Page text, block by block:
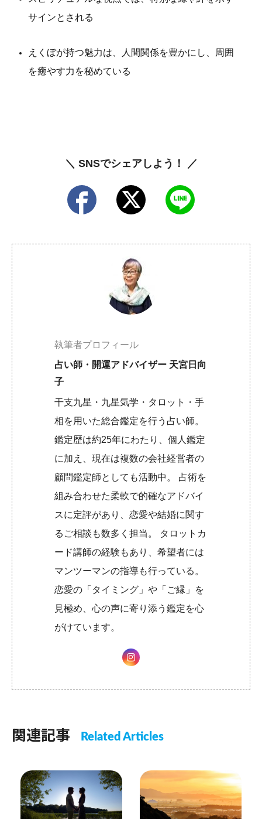
サインとされる
えくぼが持つ魅力は、人間関係を豊かにし、周囲
を癒やす力を秘めている
＼ SNSでシェアしよう！ ／
執筆者プロフィール
占い師・開運アドバイザー 天宮日向
子
干支九星・九星気学・タロット・手
相を用いた総合鑑定を行う占い師。
鑑定歴は約25年にわたり、個人鑑定
に加え、現在は複数の会社経営者の
顧問鑑定師としても活動中。 占術を
組み合わせた柔軟で的確なアドバイ
スに定評があり、恋愛や結婚に関す
るご相談も数多く担当。 タロットカ
ード講師の経験もあり、希望者には
マンツーマンの指導も行っている。
恋愛の「タイミング」や「ご縁」を
見極め、心の声に寄り添う鑑定を心
がけています。
関連記事 Related Articles